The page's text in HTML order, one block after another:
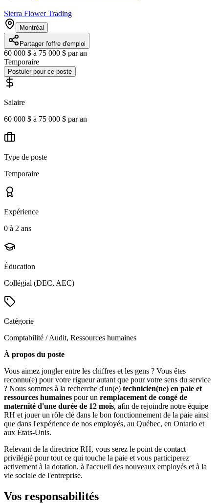
Sierra Flower Trading
Montréal
Partager l'offre d'emploi
60 000 $ à 75 000 $ par an
Temporaire
Postuler pour ce poste
Salaire
60 000 $ à 75 000 $ par an
Type de poste
Temporaire
Expérience
0 à 2 ans
Éducation
Collégial (DEC, AEC)
Catégorie
Comptabilité / Audit, Ressources humaines
À propos du poste
Vous aimez jongler entre les chiffres et les gens ? Vous êtes
reconnu(e) pour votre rigueur autant que pour votre sens du service
? Nous sommes à la recherche d'un(e) technicien(ne) en paie et
ressources humaines pour un remplacement de congé de
maternité d'une durée de 12 mois, afin de rejoindre notre équipe
RH et jouer un rôle clé dans le bon fonctionnement de la paie ainsi
que dans l'expérience de nos employés, au Québec, en Ontario et
aux États-Unis.
Relevant de la directrice RH, vous serez le point de contact
privilégié pour tout ce qui touche la paie et vous participerez
activement à la dotation, à l'accueil des nouveaux employés et à la
vie sociale de l'entreprise.
Vos responsabilités